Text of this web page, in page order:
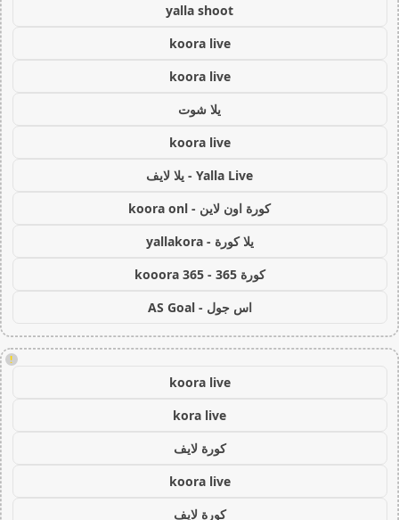
yalla shoot
koora live
koora live
يلا شوت
koora live
Yalla Live - يلا لايف
كورة اون لاين - koora onl
يلا كورة - yallakora
كورة 365 - kooora 365
اس جول - AS Goal
!
koora live
kora live
كورة لايف
koora live
كورة لايف